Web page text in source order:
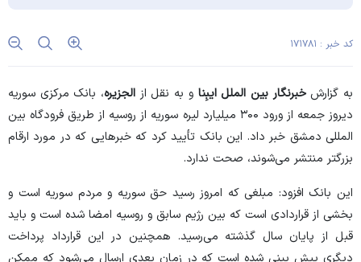
کد خبر : ۱۷۱۷۸۱
به گزارشخبرنگار بین المللایبِنا و به نقل از الجزیره، بانک مرکزی سوریه
دیروز جمعه از ورود ۳۰۰ میلیارد لیره سوریه از روسیه از طریق فرودگاه بین
المللی دمشق خبر داد. این بانک تأیید کرد که خبر‌هایی که در مورد ارقام
بزرگتر منتشر می‌شوند، صحت ندارد.
این بانک افزود: مبلغی که امروز رسید حق سوریه و مردم سوریه است و
بخشی از قراردادی است که بین رژیم سابق و روسیه امضا شده است و باید
قبل از پایان سال گذشته می‌رسید. همچنین در این قرارداد پرداخت
دیگری پیش بینی شده است که در زمان بعدی ارسال می‌شود که ممکن